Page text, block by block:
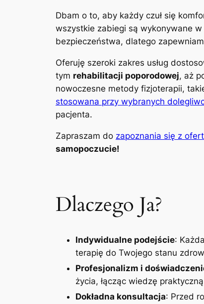
Dbam o to, aby każdy czuł się
wszystkie zabiegi są wykonywane
bezpieczeństwa, dlatego
Oferuję szeroki zakres usług
tym rehabilitacji poporodowej, aż
nowoczesne metody fizjoterapii,
stosowana przy wybranych
pacjenta.
Zapraszam do zapoznania się z
samopoczucie!
Dlaczego Ja?
Indywidualne podejście:
terapię do Twojego stanu
Profesjonalizm i
życia, łącząc wiedzę
Dokładna konsultacja: Przed